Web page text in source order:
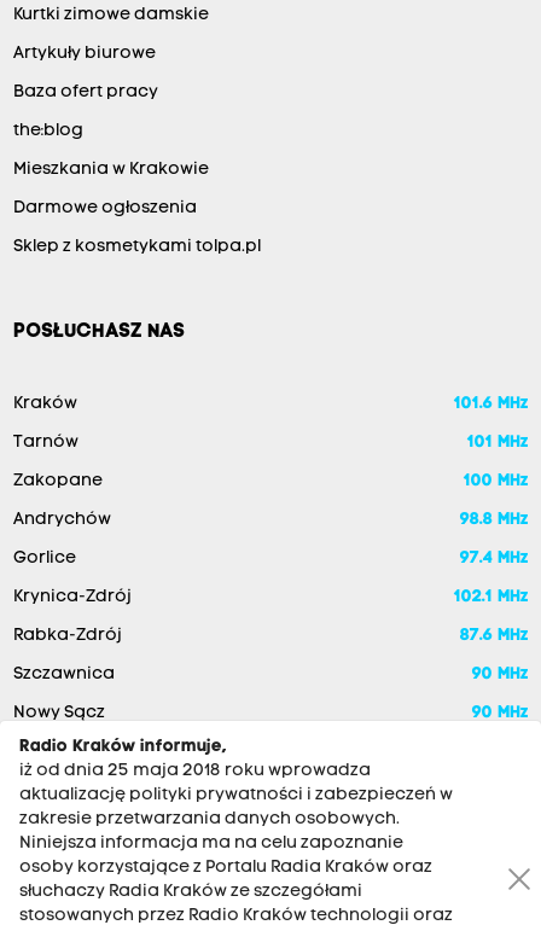
Kurtki zimowe damskie
Artykuły biurowe
Baza ofert pracy
the:blog
Mieszkania w Krakowie
Darmowe ogłoszenia
Sklep z kosmetykami tolpa.pl
POSŁUCHASZ NAS
Kraków 101.6 MHz
Tarnów 101 MHz
Zakopane 100 MHz
Andrychów 98.8 MHz
Gorlice 97.4 MHz
Krynica-Zdrój 102.1 MHz
Rabka-Zdrój 87.6 MHz
Szczawnica 90 MHz
Nowy Sącz
90 MHz
Radio Kraków informuje,
iż od dnia 25 maja 2018 roku wprowadza
aktualizację polityki prywatności i zabezpieczeń w
zakresie przetwarzania danych osobowych.
Niniejsza informacja ma na celu zapoznanie
osoby korzystające z Portalu Radia Kraków oraz
słuchaczy Radia Kraków ze szczegółami
stosowanych przez Radio Kraków technologii oraz